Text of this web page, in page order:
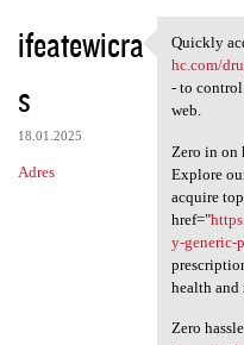
ifeatewicra
s
18.01.2025
Adres
Quickly
Quickly
hc.com/
- to
web.
Zero in on
Explore
acquire
href="
y-generic-
health and
Zero